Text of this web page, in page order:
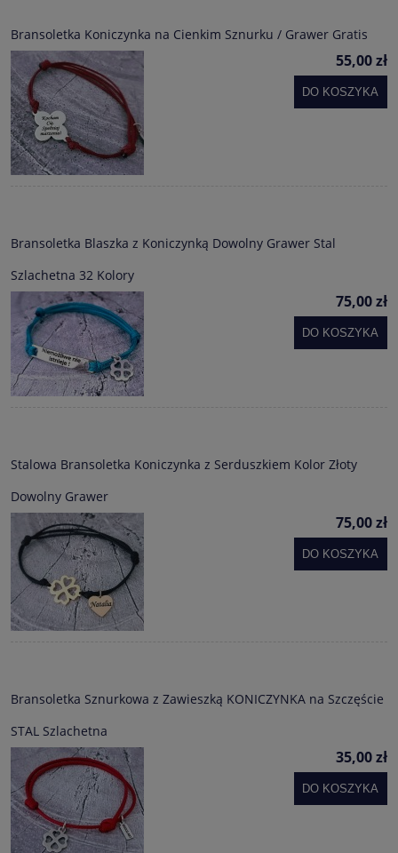
Bransoletka Koniczynka na Cienkim Sznurku / Grawer Gratis
55,00 zł
DO KOSZYKA
Bransoletka Blaszka z Koniczynką Dowolny Grawer Stal
Szlachetna 32 Kolory
75,00 zł
DO KOSZYKA
Stalowa Bransoletka Koniczynka z Serduszkiem Kolor Złoty
Dowolny Grawer
75,00 zł
DO KOSZYKA
Bransoletka Sznurkowa z Zawieszką KONICZYNKA na Szczęście
STAL Szlachetna
35,00 zł
DO KOSZYKA